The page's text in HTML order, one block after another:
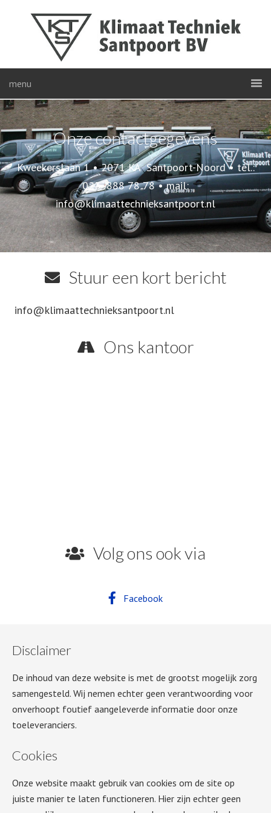
menu
Onze contactgegevens
Kweekerslaan 1 • 2071 KA Santpoort-Noord • tel.:
023- 888 78 78 • mail:
info@klimaattechnieksantpoort.nl
Stuur een kort bericht
info@klimaattechnieksantpoort.nl
Ons kantoor
Volg ons ook via
Facebook
Disclaimer
De inhoud van deze website is met de grootst mogelijk zorg
samengesteld. Wij nemen echter geen verantwoording voor
onverhoopt foutief aangeleverde informatie door onze
toeleveranciers.
Cookies
Onze website maakt gebruik van cookies om de site op
juiste manier te laten functioneren. Hier zijn echter geen